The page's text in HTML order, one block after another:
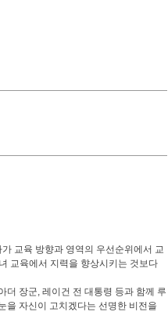
교육 방향과 영역의 우선순위에서 교
교육에서 지력을 향상시키는 것보다
더 장군, 레이건 전 대통령 등과 함께 루
을 자신이 고치겠다는 선명한 비전을